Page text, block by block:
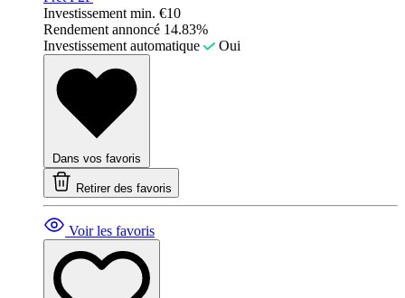
Investissement min. €10
Rendement annoncé 14.83%
Investissement automatique
Oui
Dans vos favoris
Retirer des favoris
Voir les favoris